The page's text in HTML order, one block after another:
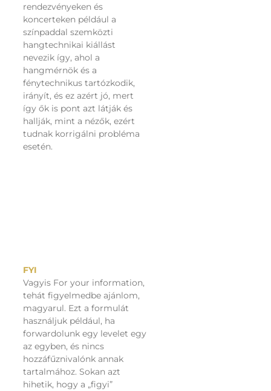
rendezvényeken és
koncerteken például a
színpaddal szemközti
hangtechnikai kiállást
nevezik így, ahol a
hangmérnök és a
fénytechnikus tartózkodik,
irányít, és ez azért jó, mert
így ők is pont azt látják és
hallják, mint a nézők, ezért
tudnak korrigálni probléma
esetén.
FYI
Vagyis For your information,
tehát figyelmedbe ajánlom,
magyarul. Ezt a formulát
használjuk például, ha
forwardolunk egy levelet egy
az egyben, és nincs
hozzáfűznivalónk annak
tartalmához. Sokan azt
hihetik, hogy a „figyi”